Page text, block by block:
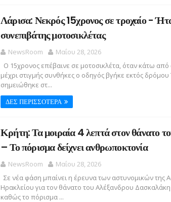
Λάρισα: Νεκρός 15χρονος σε τροχαίο -
συνεπιβάτης μοτοσικλέτας
NewsRoom
Μαΐου 28, 2026
Ο 15χρονος επέβαινε σε μοτοσικλέτα, όταν κάτω από
μέχρι στιγμής συνθήκες ο οδηγός βγήκε εκτός
σημειώθηκε στ...
ΔΕΣ ΠΕΡΙΣΣΟΤΕΡΑ
Κρήτη: Τα μοιραία 4 λεπτά στον θάνατο
– Το πόρισμα δείχνει ανθρωποκτονία
NewsRoom
Μαΐου 28, 2026
Σε νέα φάση μπαίνει η έρευνα των αστυνομικών της
Ηρακλείου για τον θάνατο του Αλέξανδρου
καθώς το πόρισμα ...